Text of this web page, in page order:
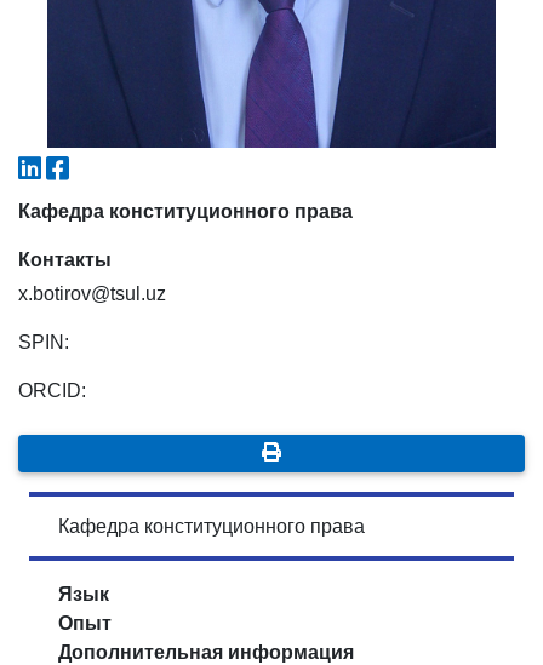
Кафедра конституционного права
Контакты
x.botirov@tsul.uz
SPIN:
ORCID:
Кафедра конституционного права
Язык
Опыт
Дополнительная информация